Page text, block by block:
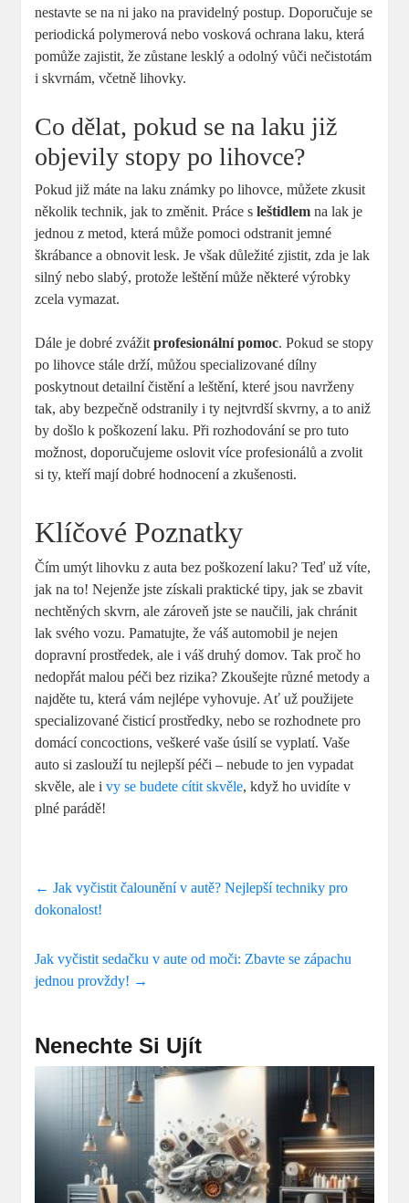
nestavte se na ni jako na pravidelný postup. Doporučuje se
periodická polymerová nebo vosková ochrana laku, která
pomůže zajistit, že zůstane lesklý a odolný vůči nečistotám
i skvrnám, včetně lihovky.
Co dělat, pokud se na laku již
objevily stopy po lihovce?
Pokud již máte na laku známky po lihovce, můžete zkusit
několik technik, jak to změnit. Práce sleštidlem na lak je
jednou z metod, která může pomoci odstranit jemné
škrábance a obnovit lesk. Je však důležité zjistit, zda je lak
silný nebo slabý, protože leštění může některé výrobky
zcela vymazat.
Dále je dobré zvážitprofesionální pomoc. Pokud se stopy
po lihovce stále drží, můžou specializované dílny
poskytnout detailní čistění a leštění, které jsou navrženy
tak, aby bezpečně odstranily i ty nejtvrdší skvrny, a to aniž
by došlo k poškození laku. Při rozhodování se pro tuto
možnost, doporučujeme oslovit více profesionálů a zvolit
si ty, kteří mají dobré hodnocení a zkušenosti.
Klíčové Poznatky
Čím umýt lihovku z auta bez poškození laku? Teď už víte,
jak na to! Nejenže jste získali praktické tipy, jak se zbavit
nechtěných skvrn, ale zároveň jste se naučili, jak chránit
lak svého vozu. Pamatujte, že váš automobil je nejen
dopravní prostředek, ale i váš druhý domov. Tak proč ho
nedopřát malou péči bez rizika? Zkoušejte různé metody a
najděte tu, která vám nejlépe vyhovuje. Ať už použijete
specializované čisticí prostředky, nebo se rozhodnete pro
domácí concoctions, veškeré vaše úsilí se vyplatí. Vaše
auto si zaslouží tu nejlepší péči – nebude to jen vypadat
skvěle, ale ivy se budete cítit skvěle, když ho uvidíte v
plné parádě!
← Jak vyčistit čalounění v autě? Nejlepší techniky pro
dokonalost!
Jak vyčistit sedačku v aute od moči: Zbavte se zápachu
jednou provždy! →
Nenechte Si Ujít